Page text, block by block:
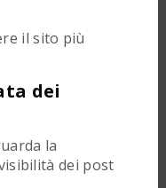
il sito più
dei
la
dei post